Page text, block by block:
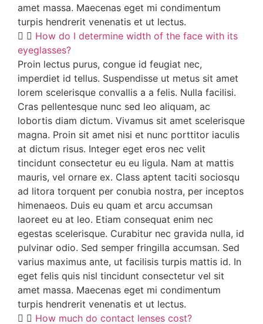
amet massa. Maecenas eget mi condimentum
turpis hendrerit venenatis et ut lectus.
How do I determine width of the face with its
eyeglasses?
Proin lectus purus, congue id feugiat nec,
imperdiet id tellus. Suspendisse ut metus sit amet
lorem scelerisque convallis a a felis. Nulla facilisi.
Cras pellentesque nunc sed leo aliquam, ac
lobortis diam dictum. Vivamus sit amet scelerisque
magna. Proin sit amet nisi et nunc porttitor iaculis
at dictum risus. Integer eget eros nec velit
tincidunt consectetur eu eu ligula. Nam at mattis
mauris, vel ornare ex. Class aptent taciti sociosqu
ad litora torquent per conubia nostra, per inceptos
himenaeos. Duis eu quam et arcu accumsan
laoreet eu at leo. Etiam consequat enim nec
egestas scelerisque. Curabitur nec gravida nulla, id
pulvinar odio. Sed semper fringilla accumsan. Sed
varius maximus ante, ut facilisis turpis mattis id. In
eget felis quis nisl tincidunt consectetur vel sit
amet massa. Maecenas eget mi condimentum
turpis hendrerit venenatis et ut lectus.
How much do contact lenses cost?